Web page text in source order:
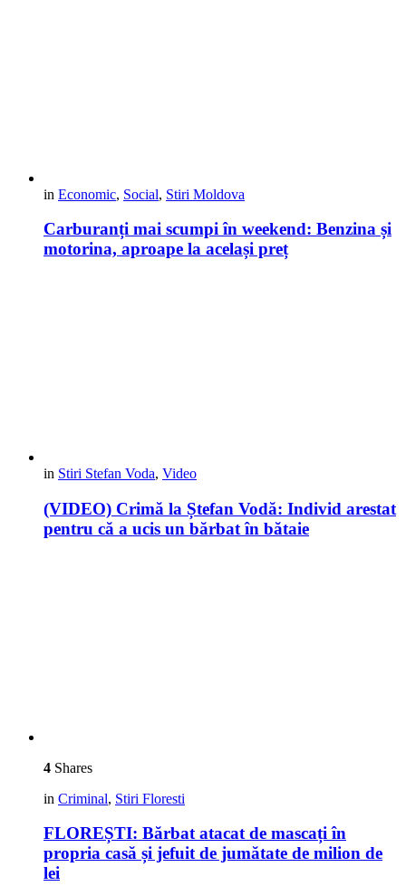
in Economic, Social, Stiri Moldova
Carburanți mai scumpi în weekend: Benzina și
motorina, aproape la același preț
in Stiri Stefan Voda, Video
(VIDEO) Crimă la Ștefan Vodă: Individ arestat
pentru că a ucis un bărbat în bătaie
4 Shares
in Criminal, Stiri Floresti
FLOREȘTI: Bărbat atacat de mascați în
propria casă și jefuit de jumătate de milion de
lei